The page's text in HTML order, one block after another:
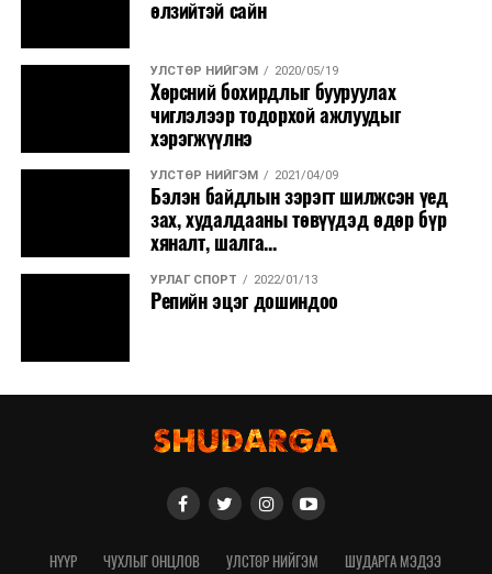
өлзийтэй сайн
УЛСТӨР НИЙГЭМ 2020/05/19
Хөрсний бохирдлыг бууруулах
чиглэлээр тодорхой ажлуудыг
хэрэгжүүлнэ
УЛСТӨР НИЙГЭМ 2021/04/09
Бэлэн байдлын зэрэгт шилжсэн үед
зах, худалдааны төвүүдэд өдөр бүр
хяналт, шалга...
УРЛАГ СПОРТ 2022/01/13
Репийн эцэг дошиндоо
НҮҮР ЧУХЛЫГ ОНЦЛОВ УЛСТӨР НИЙГЭМ ШУДАРГА МЭДЭЭ